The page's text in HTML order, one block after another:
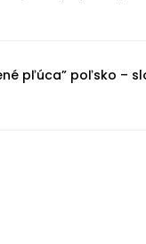
pľúca” poľsko –